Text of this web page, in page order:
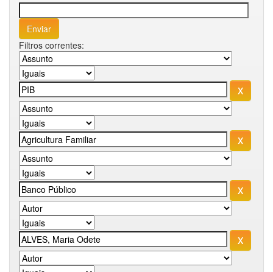
Filtros correntes: